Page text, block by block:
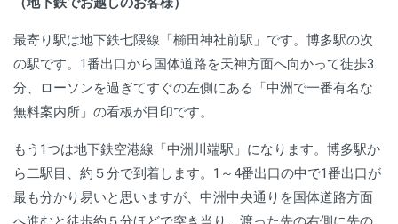
最寄り駅は地下鉄七隈線「櫛田神社前駅」です。博多駅の次
の駅です。1番出口から国体道路を天神方面へ向かって徒歩3
分、ローソンを過ぎてすぐの左側にある「中洲で一番有名な
無料案内所」の看板が目印です。
もう1つは地下鉄空港線「中洲川端駅」になります。博多駅か
ら二駅目、約５分で到着します。1～4番出口の中で1番出口が
最も分かり易いと思いますが、中洲中央通りを国体道路方面